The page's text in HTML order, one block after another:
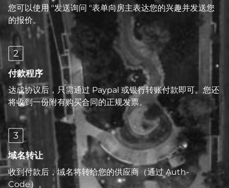
您可以使用 "发送询问 "表单向房主表达您的兴趣并发送您
的报价。
2
付款程序
达成协议后，只需通过 Paypal 或银行转账付款即可。您还
将收到一份附有购买合同的正规发票。
3
域名转让
收到付款后，域名将转给您的供应商（通过 Auth-
Code）。